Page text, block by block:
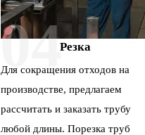
04Резка
Для сокращения отходов на
производстве, предлагаем
рассчитать и заказать трубу
любой длины. Порезка труб